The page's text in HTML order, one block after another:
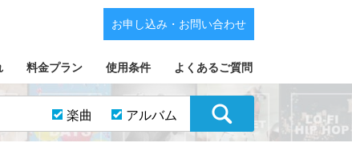
料金プラン 使用条件 よくあるご質問
お申し込み・お問い合わせ
楽曲 アルバム